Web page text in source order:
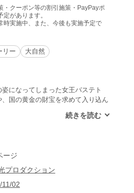
・クーポン等の割引施策・PayPayポ
があります。
時実施中、また、今後も実施予定で
リー 大自然
になってしまった女王バステト
国の黄金の財宝を求めて入り込ん
ナマイトに成す術のなく倒れていく
は、誇りを持ったまま死にたい
ージ
プロダクション
11/02